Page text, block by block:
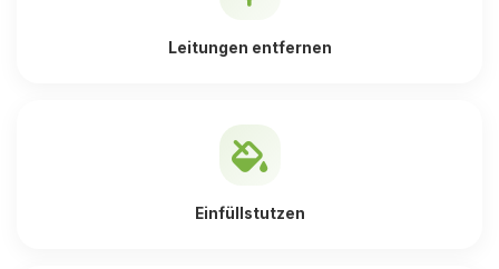
Leitungen entfernen
Einfüllstutzen